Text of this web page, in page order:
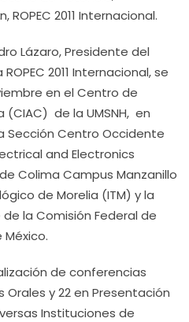
2011 Internacional.
Lázaro, Presidente del
2011 Internacional, se
en el Centro de
de la UMSNH, en
Sección Centro Occidente
and Electronics
Colima Campus Manzanillo
de Morelia (ITM) y la
la Comisión Federal de
México.
de conferencias
y 22 en Presentación
Instituciones de